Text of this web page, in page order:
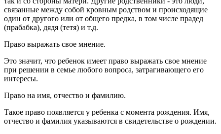
связанные между собой кровным родством и происходящие
один от другого или от общего предка, в том числе прадед
(прабабка), дядя (тетя) и т.д.
Право выражать свое мнение.
Это значит, что ребенок имеет право выражать свое мнение
при решении в семье любого вопроса, затрагивающего его
интересы.
Право на имя, отчество и фамилию.
Такое право появляется у ребенка с момента рождения. Имя,
отчество и фамилия указываются в свидетельстве о рождении.